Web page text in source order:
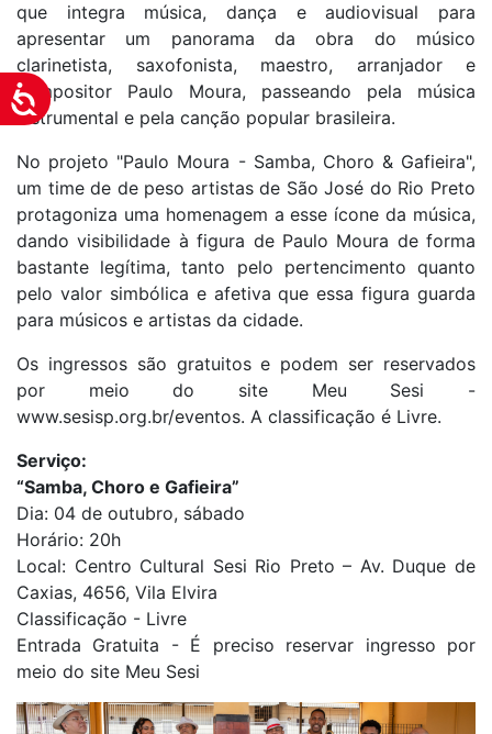
Acessibilidade
que integra música, dança e audiovisual para
apresentar um panorama da obra do músico
clarinetista, saxofonista, maestro, arranjador e
compositor Paulo Moura, passeando pela música
instrumental e pela canção popular brasileira.
No projeto "Paulo Moura - Samba, Choro & Gafieira",
um time de de peso artistas de São José do Rio Preto
protagoniza uma homenagem a esse ícone da música,
dando visibilidade à figura de Paulo Moura de forma
bastante legítima, tanto pelo pertencimento quanto
pelo valor simbólica e afetiva que essa figura guarda
para músicos e artistas da cidade.
Os ingressos são gratuitos e podem ser reservados
por meio do site Meu Sesi -
www.sesisp.org.br/eventos. A classificação é Livre.
Serviço:
“Samba, Choro e Gafieira”
Dia: 04 de outubro, sábado
Horário: 20h
Local: Centro Cultural Sesi Rio Preto – Av. Duque de
Caxias, 4656, Vila Elvira
Classificação - Livre
Entrada Gratuita - É preciso reservar ingresso por
meio do site Meu Sesi